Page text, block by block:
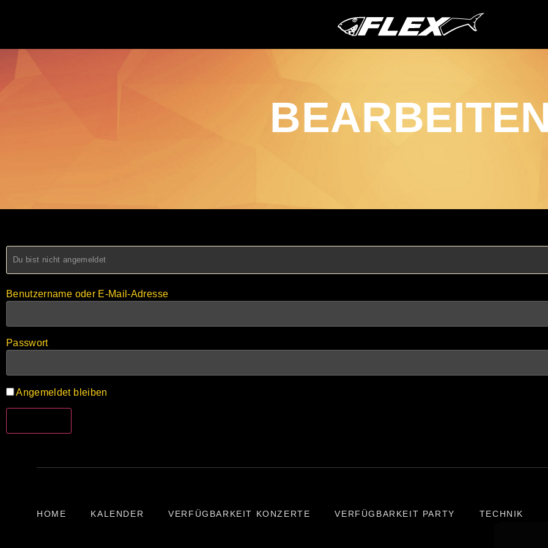
Du bist nicht angemeldet
Benutzername oder E-Mail-Adresse
Passwort
Angemeldet bleiben
HOME KALENDER VERFÜGBARKEIT KONZERTE VERFÜGBARKEIT PARTY TECHNIK